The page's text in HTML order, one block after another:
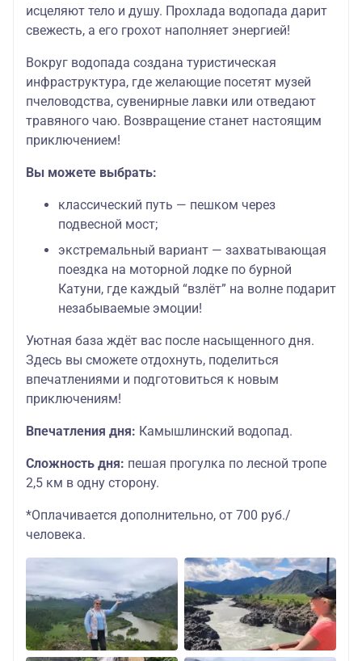
исцеляют тело и душу. Прохлада водопада дарит
свежесть, а его грохот наполняет энергией!
Вокруг водопада создана туристическая
инфраструктура, где желающие посетят музей
пчеловодства, сувенирные лавки или отведают
травяного чаю. Возвращение станет настоящим
приключением!
Вы можете выбрать:
классический путь — пешком через
подвесной мост;
экстремальный вариант — захватывающая
поездка на моторной лодке по бурной
Катуни, где каждый “взлёт” на волне подарит
незабываемые эмоции!
Уютная база ждёт вас после насыщенного дня.
Здесь вы сможете отдохнуть, поделиться
впечатлениями и подготовиться к новым
приключениям!
Впечатления дня: Камышлинский водопад.
Сложность дня: пешая прогулка по лесной тропе
2,5 км в одну сторону.
*Оплачивается дополнительно, от 700 руб./
человека.